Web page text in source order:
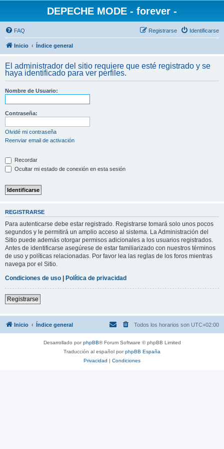
DEPECHE MODE - forever -
FAQ Identificarse
Registrarse
Inicio Índice general
El administrador del sitio requiere que esté registrado y se
haya identificado para ver perfiles.
Nombre de Usuario:
Contraseña:
Olvidé mi contraseña
Reenviar email de activación
Recordar
Ocultar mi estado de conexión en esta sesión
REGISTRARSE
Para autenticarse debe estar registrado. Registrarse tomará solo unos pocos
segundos y le permitirá un amplio acceso al sistema. La Administración del
Sitio puede además otorgar permisos adicionales a los usuarios registrados.
Antes de identificarse asegúrese de estar familiarizado con nuestros términos
de uso y políticas relacionadas. Por favor lea las reglas de los foros mientras
navega por el Sitio.
Condiciones de uso | Política de privacidad
Registrarse
Inicio Índice general Todos los horarios son UTC+02:00
Desarrollado porphpBB® Forum Software © phpBB Limited
Traducción al español porphpBB España
Privacidad | Condiciones